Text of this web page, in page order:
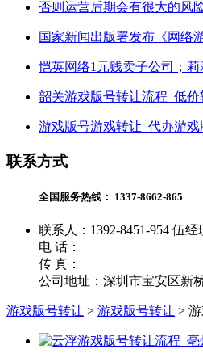
否则运营后期会有很大的风
国家新闻出版署发布《网络
恺英网络1元贱卖子公司；
韶关游戏版号转让流程_低
游戏版号游戏转让_代办游
联系方式
全国服务热线： 1337-8662-865
联系人：1392-8451-954 伍经
电 话：
传 真：
公司地址：深圳市宝安区新
游戏版号转让 > 游戏版号转让 >